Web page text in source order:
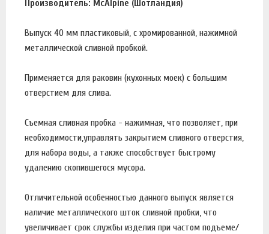
Производитель: McAlpine (Шотландия)
Выпуск 40 мм пластиковый, с хромированной, нажимной
металлической сливной пробкой.
Применяется для раковин (кухонных моек) с большим
отверстием для слива.
Съемная сливная пробка - нажимная, что позволяет, при
необходимости,управлять закрытием сливного отверстия,
для набора воды, а также способствует быстрому
удалению скопившегося мусора.
Отличительной особенностью данного выпуск является
наличие металлического шток сливной пробки, что
увеличивает срок службы изделия при частом подъеме/